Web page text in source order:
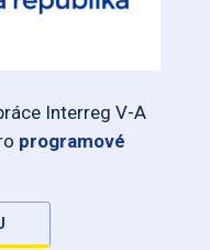
Interreg V-A
programové